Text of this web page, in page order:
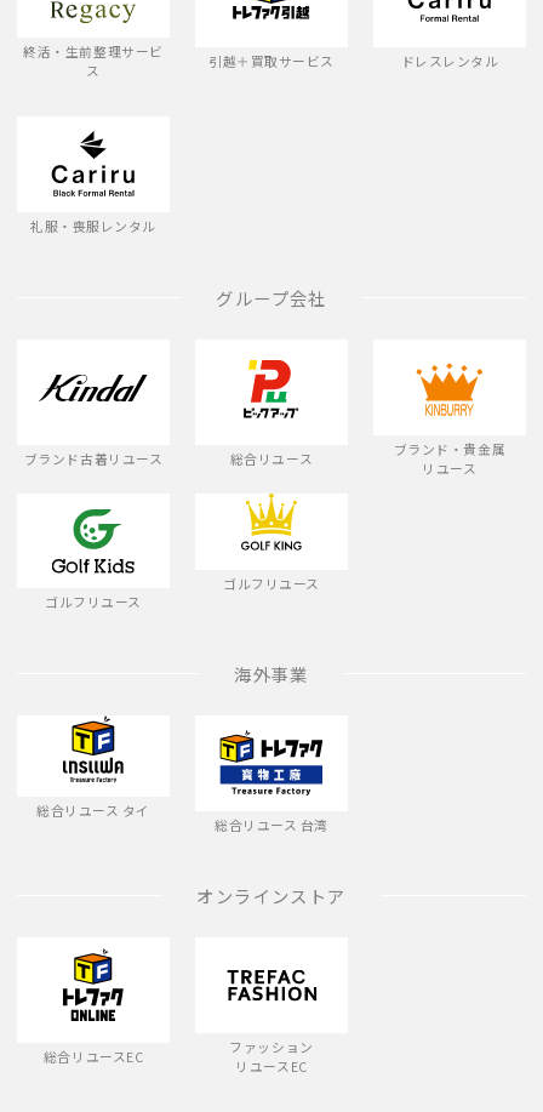
終活・生前整理サービ
ス
引越＋買取サービス ドレスレンタル
礼服・喪服レンタル
グループ会社
ブランド古着リユース 総合リユース
ブランド・貴金属
リユース
ゴルフリユース
ゴルフリユース
海外事業
総合リユース タイ
総合リユース 台湾
オンラインストア
総合リユースEC
ファッション
リユースEC